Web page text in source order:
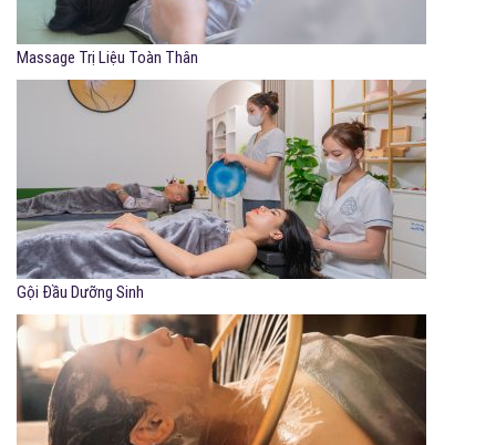
Massage Trị Liệu Toàn Thân
Gội Đầu Dưỡng Sinh